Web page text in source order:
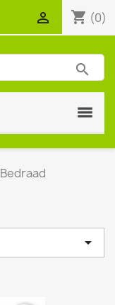
shopping_cart (0)

Bedraad
